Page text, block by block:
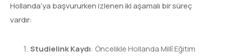
Hollanda’ya başvururken izlenen iki aşamalı bir süreç
vardır:
Studielink Kaydı: Öncelikle Hollanda Millî Eğitim